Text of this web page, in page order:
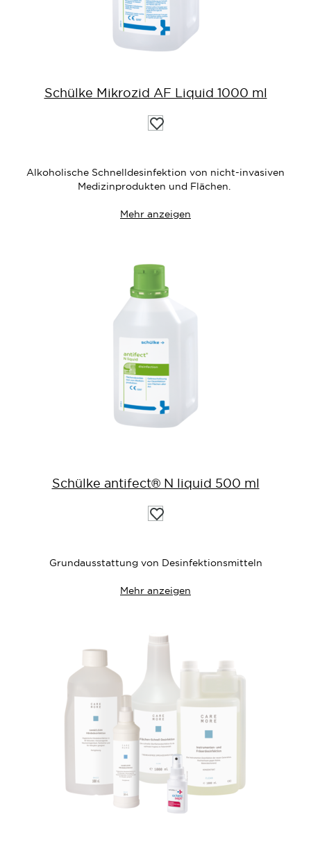
Schülke Mikrozid AF Liquid 1000 ml
Auf
die
Alkoholische Schnelldesinfektion von nicht-invasiven
Medizinprodukten und Flächen.
Mehr anzeigen
Schülke antifect® N liquid 500 ml
Auf
die
Grundausstattung von Desinfektionsmitteln
Mehr anzeigen